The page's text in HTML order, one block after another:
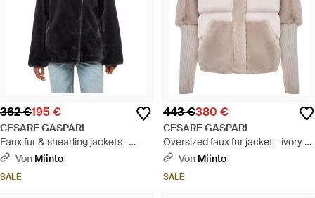
362 €195 €
CESARE GASPARI
Faux fur & shearling jackets -
Schwarz
Von Miinto
SALE
443 €380 €
CESARE GASPARI
Oversized faux fur jacket - ivory -
GrauVon Miinto
SALE